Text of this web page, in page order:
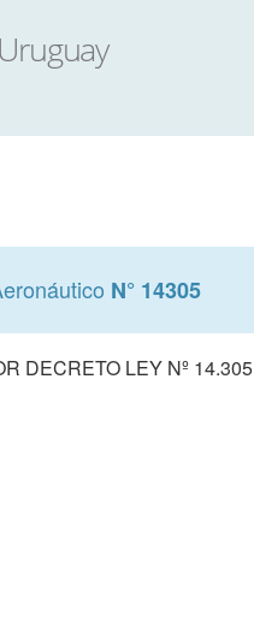
N° 14305
DECRETO LEY Nº 14.305